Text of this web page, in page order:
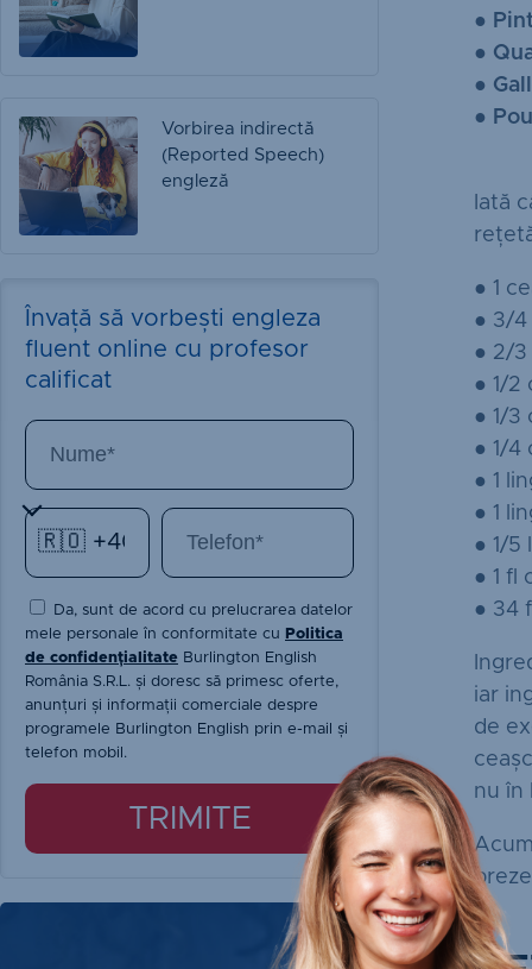
Vorbirea indirectă
(Reported Speech)
engleză
Învață să vorbești engleza
fluent online cu profesor
calificat
Da, sunt de acord cu prelucrarea datelor
mele personale în conformitate cu
Politica
de confidențialitate Burlington English
România S.R.L. și doresc să primesc oferte,
anunțuri și informații comerciale despre
programele Burlington English prin e-mail și
telefon mobil.
TRIMITE
● Pint
●
●
●
Iată
● 1
● 3/4
● 2/3
● 1/2
● 1/3
● 1/4
● 1
● 1
● 1/5
● 1 fl
● 34
iar
de
nu în